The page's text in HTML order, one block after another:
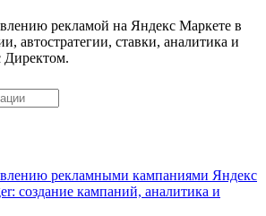
рекламой на Яндекс Маркете в
автостратегии, ставки, аналитика и
Директом.
рекламными кампаниями Яндекс
создание кампаний, аналитика и